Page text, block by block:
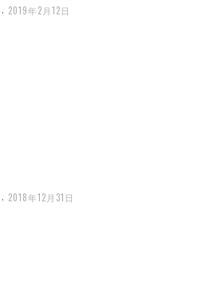
2019年2月12日
, 2018年12月31日